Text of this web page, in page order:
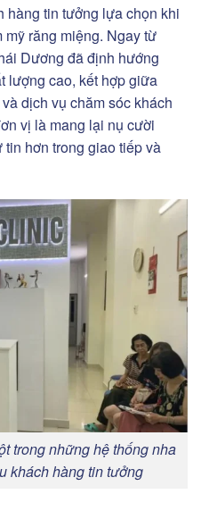
hàng tin tưởng lựa chọn khi
mỹ răng miệng. Ngay từ
Dương đã định hướng
lượng cao, kết hợp giữa
dịch vụ chăm sóc khách
vị là mang lại nụ cười
hơn trong giao tiếp và
trong những hệ thống nha
khách hàng tin tưởng